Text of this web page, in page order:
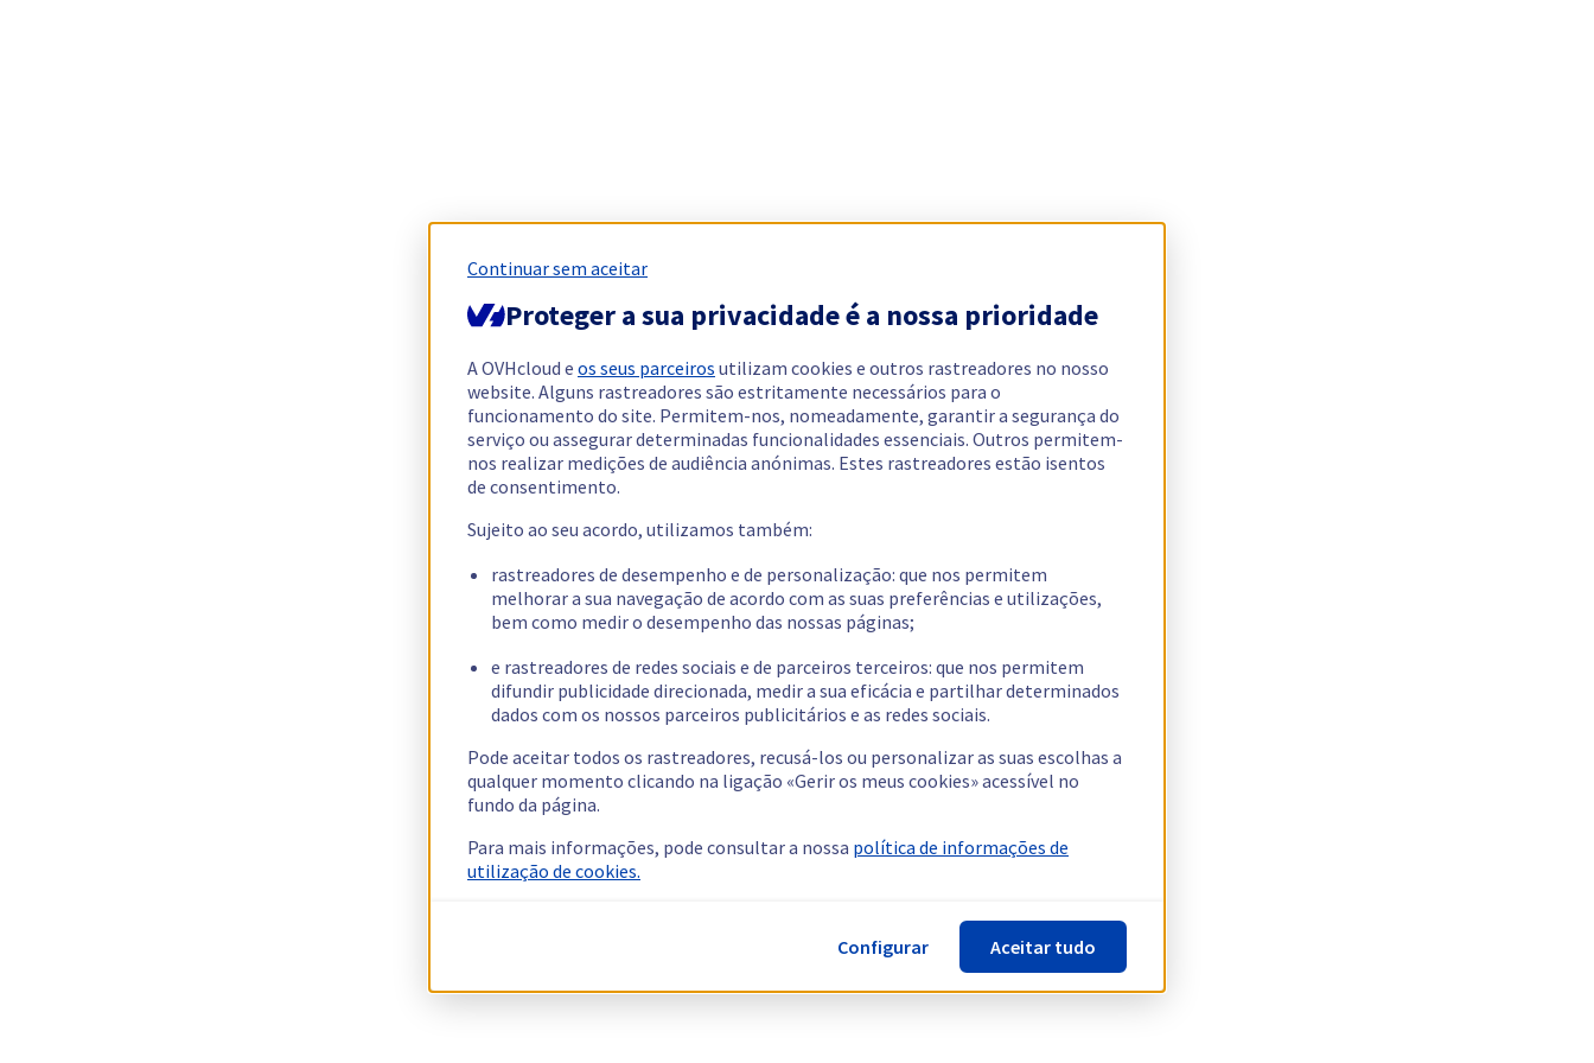
Continuar sem aceitar
Proteger a sua privacidade é a nossa prioridade
A OVHcloud e os seus parceiros utilizam cookies e outros rastreadores no nosso
website. Alguns rastreadores são estritamente necessários para o
funcionamento do site. Permitem-nos, nomeadamente, garantir a segurança do
serviço ou assegurar determinadas funcionalidades essenciais. Outros permitem-
nos realizar medições de audiência anónimas. Estes rastreadores estão isentos
de consentimento.
Sujeito ao seu acordo, utilizamos também:
rastreadores de desempenho e de personalização: que nos permitem
melhorar a sua navegação de acordo com as suas preferências e utilizações,
bem como medir o desempenho das nossas páginas;
e rastreadores de redes sociais e de parceiros terceiros: que nos permitem
difundir publicidade direcionada, medir a sua eficácia e partilhar determinados
dados com os nossos parceiros publicitários e as redes sociais.
Pode aceitar todos os rastreadores, recusá-los ou personalizar as suas escolhas a
qualquer momento clicando na ligação «Gerir os meus cookies» acessível no
fundo da página.
Para mais informações, pode consultar a nossa política de informações de
utilização de cookies.
Configurar Aceitar tudo